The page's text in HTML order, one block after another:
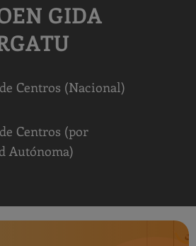
GIDA
Centros (Nacional)
Centros (por
Autónoma)